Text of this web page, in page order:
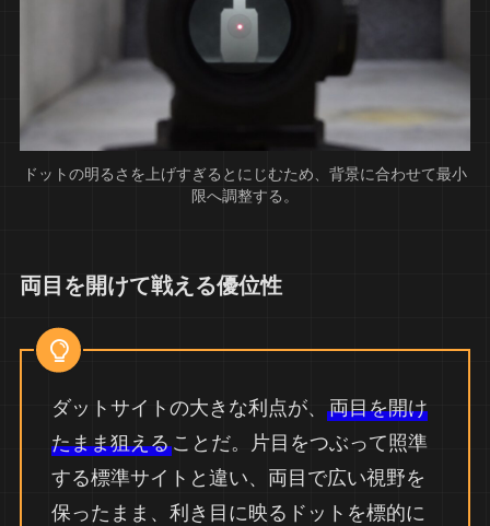
ドットの明るさを上げすぎるとにじむため、背景に合わせて最小
限へ調整する。
両目を開けて戦える優位性
ダットサイトの大きな利点が、 両目を開け
たまま狙えることだ。片目をつぶって照準
する標準サイトと違い、両目で広い視野を
保ったまま、利き目に映るドットを標的に